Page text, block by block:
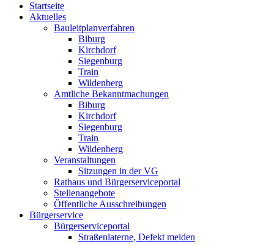
Startseite
Aktuelles
Bauleitplanverfahren
Biburg
Kirchdorf
Siegenburg
Train
Wildenberg
Amtliche Bekanntmachungen
Biburg
Kirchdorf
Siegenburg
Train
Wildenberg
Veranstaltungen
Sitzungen in der VG
Rathaus und Bürgerserviceportal
Stellenangebote
Öffentliche Ausschreibungen
Bürgerservice
Bürgerserviceportal
Straßenlaterne, Defekt melden